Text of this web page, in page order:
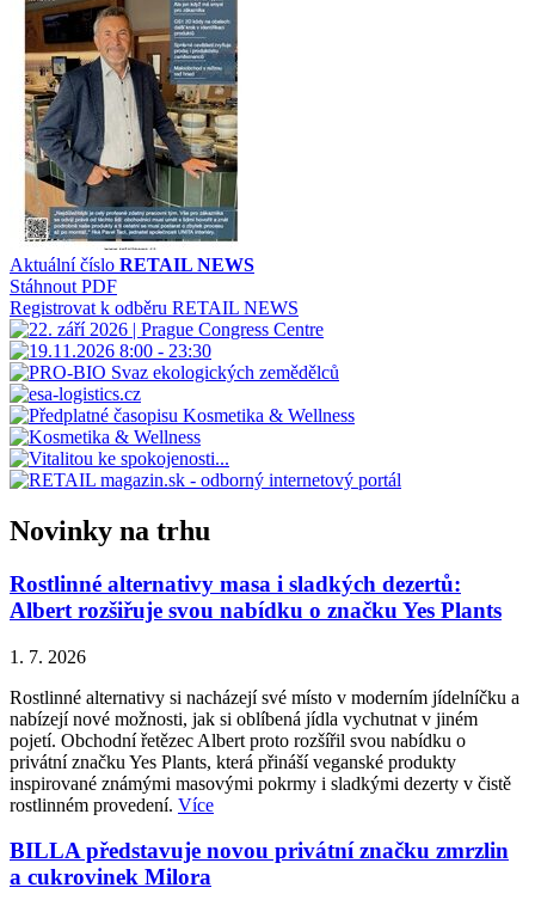
Aktuální číslo RETAIL NEWS
Stáhnout PDF
Registrovat k odběru RETAIL NEWS
Novinky na trhu
Rostlinné alternativy masa i sladkých dezertů:
Albert rozšiřuje svou nabídku o značku Yes Plants
1. 7. 2026
Rostlinné alternativy si nacházejí své místo v moderním jídelníčku a
nabízejí nové možnosti, jak si oblíbená jídla vychutnat v jiném
pojetí. Obchodní řetězec Albert proto rozšířil svou nabídku o
privátní značku Yes Plants, která přináší veganské produkty
inspirované známými masovými pokrmy i sladkými dezerty v čistě
rostlinném provedení. Více
BILLA představuje novou privátní značku zmrzlin
a cukrovinek Milora